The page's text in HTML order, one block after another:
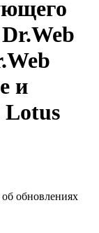
и
Lotus
обновлениях